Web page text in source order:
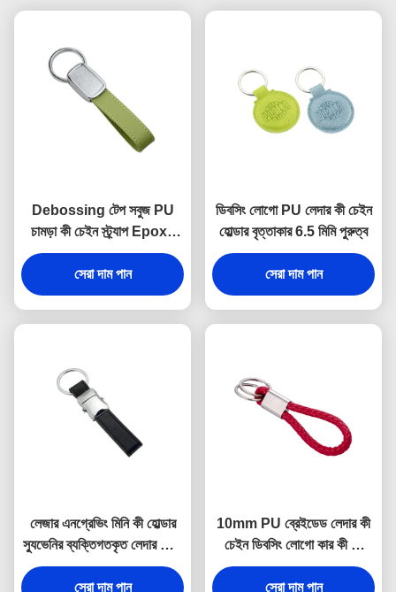
Debossing টেপ সবুজ PU
চামড়া কী চেইন স্ট্র্যাপ Epoxy
Doming
সেরা দাম পান
ডিবসিং লোগো PU লেদার কী চেইন
হোল্ডার বৃত্তাকার 6.5 মিমি পুরুত্ব
সেরা দাম পান
লেজার এনগ্রেভিং মিনি কী হোল্ডার
স্যুভেনির ব্যক্তিগতকৃত লেদার কীরিং
9 মিমি পুরুত্ব
সেরা দাম পান
10mm PU ব্রেইডেড লেদার কী
চেইন ডিবসিং লোগো কার কী রিং
হোল্ডার
সেরা দাম পান